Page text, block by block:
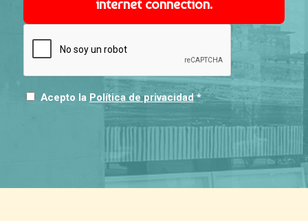
internet connection.
Acepto la Política de privacidad *